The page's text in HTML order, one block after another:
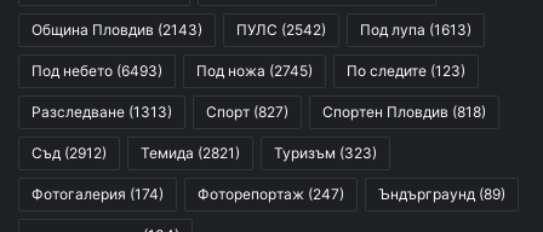
Община Пловдив (2143) ПУЛС (2542) Под лупа (1613)
Под небето (6493) Под ножа (2745) По следите (123)
Разследване (1313) Спорт (827) Спортен Пловдив (818)
Съд (2912) Темида (2821) Туризъм (323)
Фотогалерия (174) Фоторепортаж (247) Ъндърграунд (89)